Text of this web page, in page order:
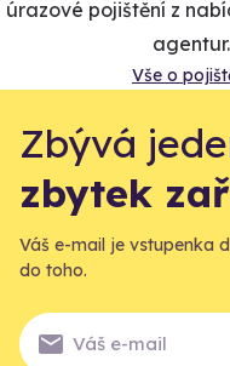
úrazové pojištění z
agentur.
Vše o
Zbývá
zbytek
Váš e-mail je vstupenka
do toho.